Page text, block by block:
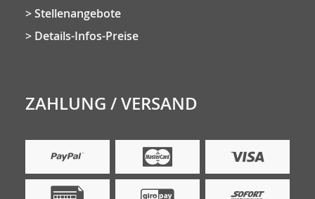
Stellenangebote
Details-Infos-Preise
ZAHLUNG / VERSAND